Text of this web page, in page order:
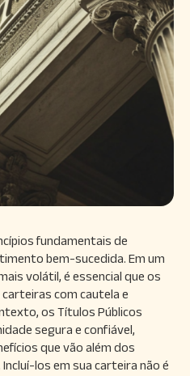
fundamentais de
bem-sucedida. Em um
volátil, é essencial que os
com cautela e
os Títulos Públicos
segura e confiável,
que vão além dos
los em sua carteira não é